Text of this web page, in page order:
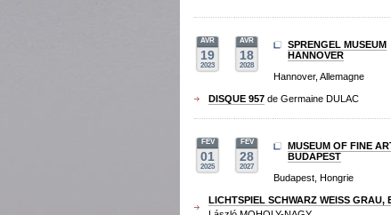
AVR
19
2023
AVR
18
2028
SPRENGEL MUSEUM
HANNOVER
Hannover, Allemagne
DISQUE 957 de Germaine DULAC
FEV
01
2025
FEV
28
2027
MUSEUM OF FINE
BUDAPEST
Budapest, Hongrie
LICHTSPIEL SCHWARZ WEISS GRAU,